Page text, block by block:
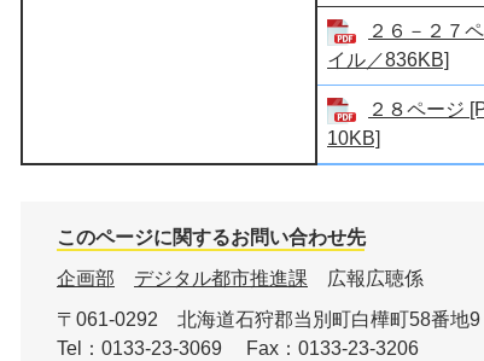
２６－２７
イル／836KB]
２８ページ
10KB]
このページに関するお問い合わせ先
企画部
デジタル都市推進課
広報広聴係
〒061-0292
北海道石狩郡当別町白樺町58番地9
Tel：0133-23-3069
Fax：0133-23-3206